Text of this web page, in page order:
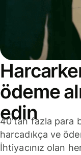
ödeme
edin
40'tan fazla para
harcadıkça ve
İhtiyacınız olan